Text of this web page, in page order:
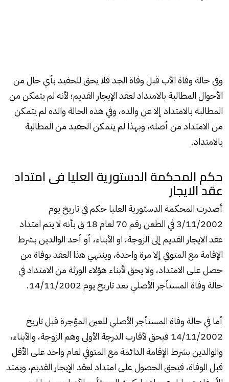
وفي حالة وفاة الأب قبل وفاة الجد فلا يحق للحفيد بأي حال من
الأحوال المطالبة بالامتداد لعقد الإيجار القديم؛ لأنه لم يتمكن من
المطالبة بالامتداد إلا عن والده، وفي هذه الحالة والده لم يتمكن
من الامتداد من أصله، وبهذا لم يتمكن الحفيد من المطالبة
بالامتداد.
حكم المحكمة الدستورية العليا فى امتداد
عقد الايجار
أصدرت المحكمة الدستورية العليا حكم في تاريخ يوم
3/11/2002 في الطعن رقم 70 لعام 18 ق بأنه لا يتم امتداد
عقد الايجار القديم إلى الزوجة، او الأبناء، أو أحد الوالدين بشرط
الإقامة مع المتوفي إلا مرة واحدة، وينتهي هذا العقد بوفاة من
حصل على الامتداد، ولا يحق لأبناء هؤلاء الورثة من الامتداد في
حالة وفاة المستأجر الأصلي بعد تاريخ يوم 14/11/2002.
أما في حالة وفاة المستأجر الأصلي للعين المؤجرة قبل تاريخ
14/11/2002 فيحق لأقارب الدرجة الأولى وهم الزوجة، والأبناء،
والوالدين بشرط الإقامة الدائمة مع المتوفي لعام واحد على الأقل
قبل الوفاة، فيحق الحصول على امتداد لعقد الإيجار القديم، ويمتد